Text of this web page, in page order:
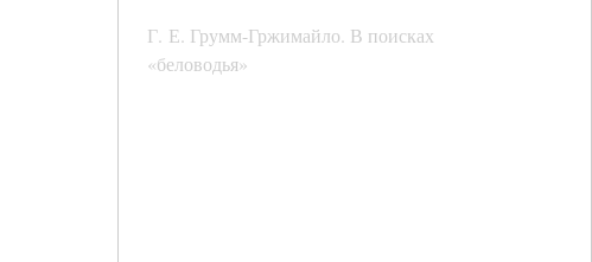
Г. Е. Грумм-Гржимайло. В поисках
«беловодья»